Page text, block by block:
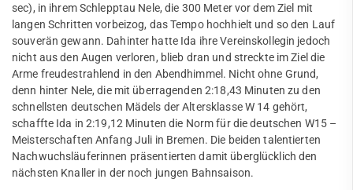
sec), in ihrem Schlepptau Nele, die 300 Meter vor dem Ziel mit
langen Schritten vorbeizog, das Tempo hochhielt und so den Lauf
souverän gewann. Dahinter hatte Ida ihre Vereinskollegin jedoch
nicht aus den Augen verloren, blieb dran und streckte im Ziel die
Arme freudestrahlend in den Abendhimmel. Nicht ohne Grund,
denn hinter Nele, die mit überragenden 2:18,43 Minuten zu den
schnellsten deutschen Mädels der Altersklasse W 14 gehört,
schaffte Ida in 2:19,12 Minuten die Norm für die deutschen W15 –
Meisterschaften Anfang Juli in Bremen. Die beiden talentierten
Nachwuchsläuferinnen präsentierten damit überglücklich den
nächsten Knaller in der noch jungen Bahnsaison.
Unser Stadion
Facebook
DJMM Qualifikationssportfest
Schülermehrkampf
Walking
Datenschutz
Mitglied werden
Jobs
FAQ